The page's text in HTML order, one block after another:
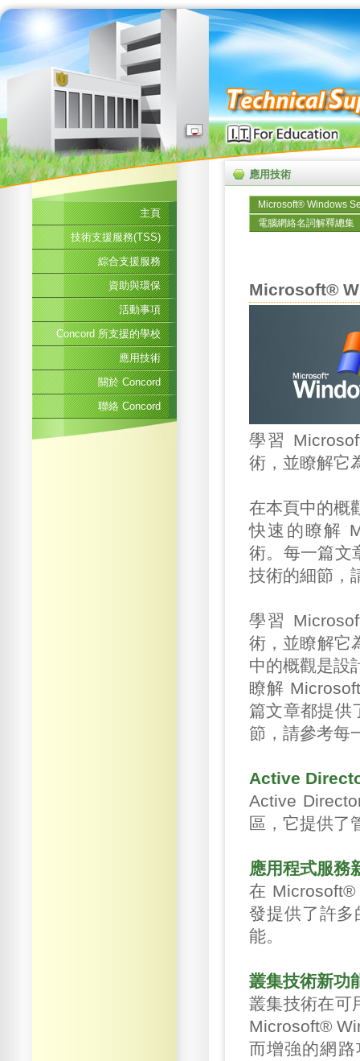
主頁
技術支援服務(TSS)
綜合支援服務
資助與環保
活動事項
Concord 所支援的學校
應用技術
關於 Concord
聯絡 Concord
應用技術
Microsoft® Windows
電腦網絡名詞解釋總集
Microsoft®
學習
術，並瞭解它
在本頁中的概
快速的瞭解
術。每一篇文
技術的細節，
學習
術，並瞭解它
中的概觀是設
瞭解
篇文章都提供
節，請參考每
Active
Active
區，它提供了
應用程式服務
在 Microsoft®
發提供了許多
能。
叢集技術新功
叢集技術在可
Microsoft®
而增強的網